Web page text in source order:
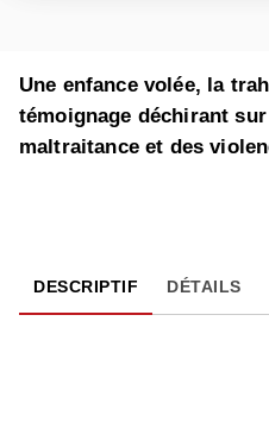
Une enfance volée, la
témoignage déchirant
maltraitance et des
DESCRIPTIF DÉTAILS